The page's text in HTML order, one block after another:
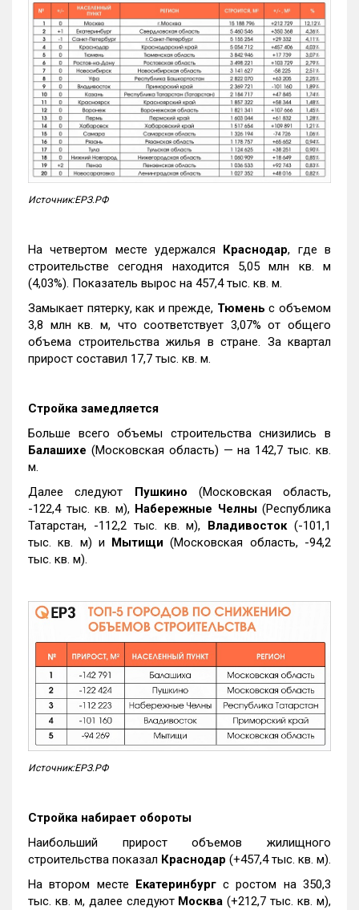
Источник:ЕРЗ.РФ
На четвертом месте удержался Краснодар, где в
строительстве сегодня находится 5,05 млн кв. м
(4,03%). Показатель вырос на 457,4 тыс. кв. м.
Замыкает пятерку, как и прежде, Тюмень с объемом
3,8 млн кв. м, что соответствует 3,07% от общего
объема строительства жилья в стране. За квартал
прирост составил 17,7 тыс. кв. м.
Стройка замедляется
Больше всего объемы строительства снизились в
Балашихе (Московская область) — на 142,7 тыс. кв.
м.
Далее следуют Пушкино (Московская область,
-122,4 тыс. кв. м), Набережные Челны(Республика
Татарстан, -112,2 тыс. кв. м), Владивосток(-101,1
тыс. кв. м) и Мытищи (Московская область, -94,2
тыс. кв. м).
Источник:ЕРЗ.РФ
Стройка набирает обороты
Наибольший прирост объемов жилищного
строительства показал Краснодар (+457,4 тыс. кв. м).
На втором месте Екатеринбургс ростом на 350,3
тыс. кв. м, далее следуют Москва (+212,7 тыс. кв. м),